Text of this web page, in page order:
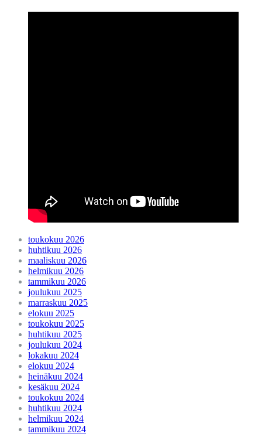
toukokuu 2026
huhtikuu 2026
maaliskuu 2026
helmikuu 2026
tammikuu 2026
joulukuu 2025
marraskuu 2025
elokuu 2025
toukokuu 2025
huhtikuu 2025
joulukuu 2024
lokakuu 2024
elokuu 2024
heinäkuu 2024
kesäkuu 2024
toukokuu 2024
huhtikuu 2024
helmikuu 2024
tammikuu 2024